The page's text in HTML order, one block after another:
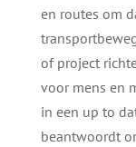
en routes om
of project
voor mens en
in een up to
beantwoordt